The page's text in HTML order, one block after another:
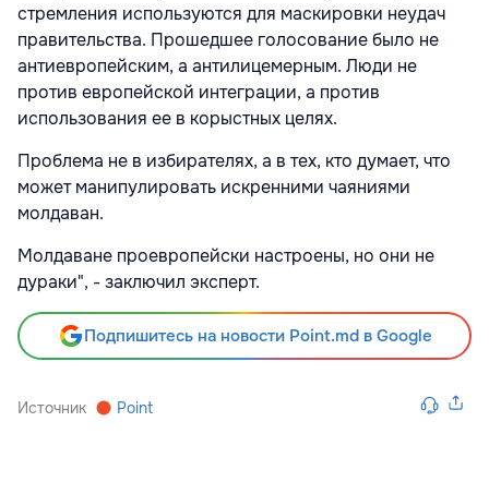
стремления используются для маскировки неудач
правительства. Прошедшее голосование было не
антиевропейским, а антилицемерным. Люди не
против европейской интеграции, а против
использования ее в корыстных целях.
Проблема не в избирателях, а в тех, кто думает, что
может манипулировать искренними чаяниями
молдаван.
Молдаване проевропейски настроены, но они не
дураки", - заключил эксперт.
Подпишитесь на новости Point.md в Google
Источник Point